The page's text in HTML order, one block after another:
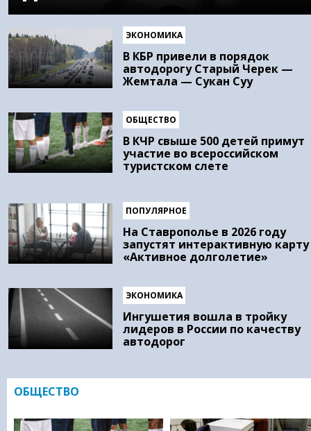
ЭКОНОМИКА
В КБР привели в порядок
автодорогу Старый Черек —
Жемтала — Сукан Суу
ОБЩЕСТВО
В КЧР свыше 500 детей примут
участие во всероссийском
туристском слете
ПОПУЛЯРНОЕ
На Ставрополье в 2026 году
запустят интерактивную карту
«Активное долголетие»
ЭКОНОМИКА
Ингушетия вошла в тройку
лидеров в России по качеству
автодорог
ОБЩЕСТВО